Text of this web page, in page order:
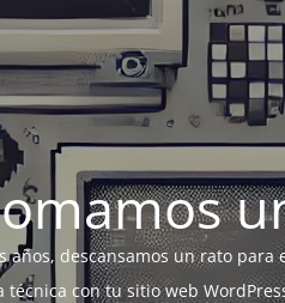
años, descansamos un rato
técnica con tu sitio web